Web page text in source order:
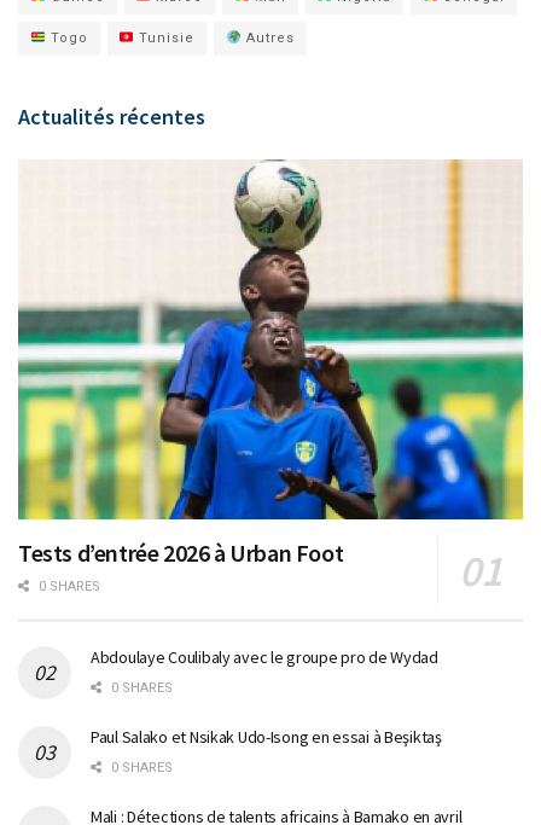
Togo Tunisie Autres
Actualités récentes
Tests d’entrée 2026 à Urban Foot
0 SHARES
Abdoulaye Coulibaly avec le groupe pro de Wydad
0 SHARES
Paul Salako et Nsikak Udo-Isong en essai à Beşiktaş
0 SHARES
Mali : Détections de talents africains à Bamako en avril